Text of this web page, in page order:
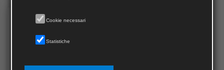
Cookie necessari
Statistiche